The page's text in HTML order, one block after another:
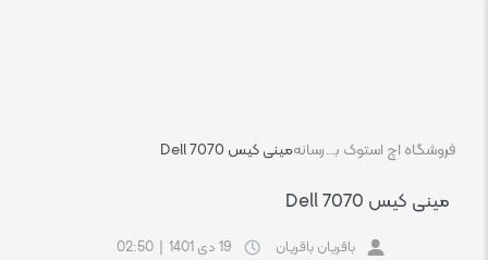
فروشگاه اچ استوک بازار انلاین تجهیزات کامپیوتر استوکرسانهمینی کیس Dell 7070
مینی کیس Dell 7070
باقریان باقریان 19 دی 1401 02:50